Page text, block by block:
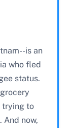
is an
who fled
status.
trying to
And now,